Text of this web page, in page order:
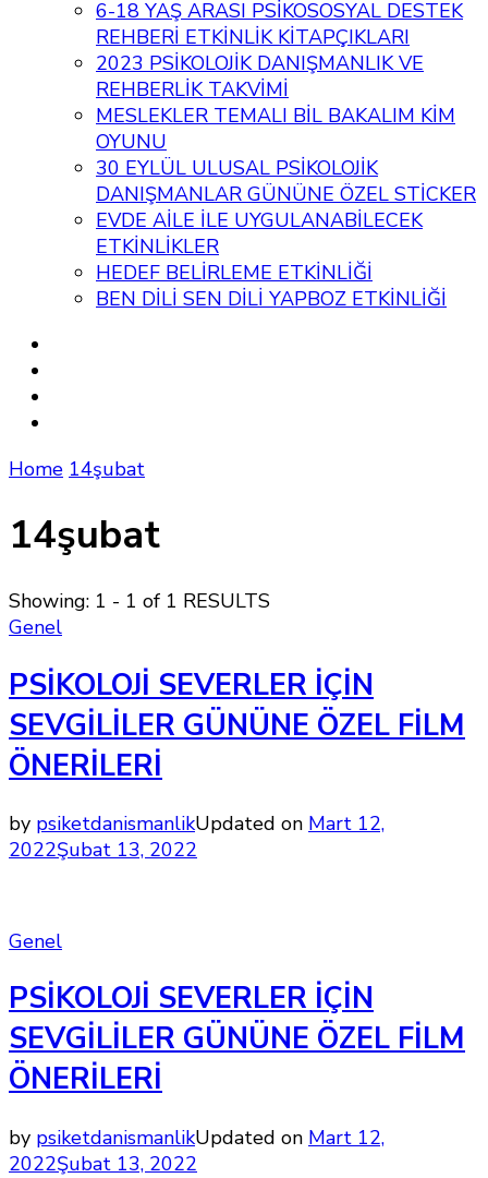
6-18 YAŞ ARASI PSİKOSOSYAL DESTEK
REHBERİ ETKİNLİK KİTAPÇIKLARI
2023 PSİKOLOJİK DANIŞMANLIK VE
REHBERLİK TAKVİMİ
MESLEKLER TEMALI BİL BAKALIM KİM
OYUNU
30 EYLÜL ULUSAL PSİKOLOJİK
DANIŞMANLAR GÜNÜNE ÖZEL STİCKER
EVDE AİLE İLE UYGULANABİLECEK
ETKİNLİKLER
HEDEF BELİRLEME ETKİNLİĞİ
BEN DİLİ SEN DİLİ YAPBOZ ETKİNLİĞİ
Home 14şubat
14şubat
Showing: 1 - 1 of 1 RESULTS
Genel
PSİKOLOJİ SEVERLER İÇİN
SEVGİLİLER GÜNÜNE ÖZEL FİLM
ÖNERİLERİ
by psiketdanismanlikUpdated on Mart 12,
2022Şubat 13, 2022
Genel
PSİKOLOJİ SEVERLER İÇİN
SEVGİLİLER GÜNÜNE ÖZEL FİLM
ÖNERİLERİ
by psiketdanismanlikUpdated on Mart 12,
2022Şubat 13, 2022